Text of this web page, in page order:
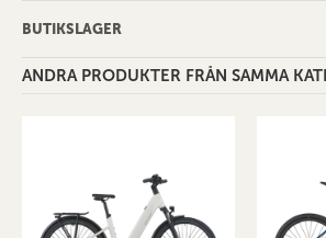
BUTIKSLAGER
ANDRA PRODUKTER FRÅN SAMMA